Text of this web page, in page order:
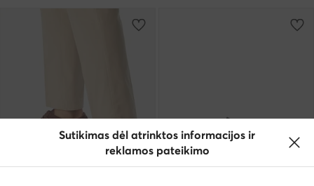
Sutikimas dėl atrinktos informacijos ir
reklamos pateikimo